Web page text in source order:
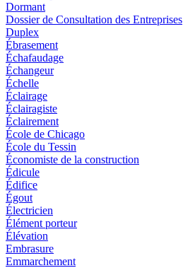
Dormant
Dossier de Consultation des Entreprises
Duplex
Ébrasement
Échafaudage
Échangeur
Échelle
Éclairage
Éclairagiste
Éclairement
École de Chicago
École du Tessin
Économiste de la construction
Édicule
Édifice
Égout
Électricien
Élément porteur
Élévation
Embrasure
Emmarchement